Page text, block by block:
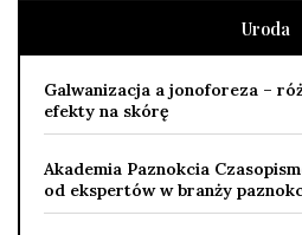
Uroda
Galwanizacja a jonoforeza –
efekty na skórę
Akademia Paznokcia
od ekspertów w branży